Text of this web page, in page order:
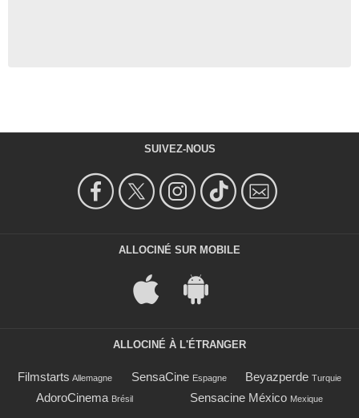
SUIVEZ-NOUS
ALLOCINÉ SUR MOBILE
ALLOCINÉ À L'ÉTRANGER
Filmstarts Allemagne SensaCine Espagne Beyazperde Turquie
AdoroCinema Brésil Sensacine México Mexique